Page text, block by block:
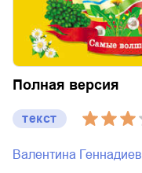
Полная версия
текст
Валентина